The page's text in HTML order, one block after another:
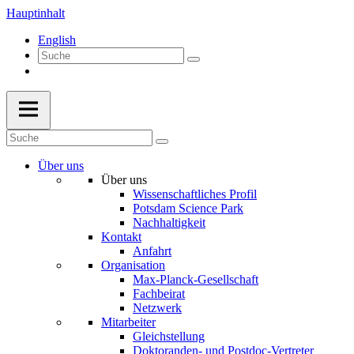
Hauptinhalt
English
Über uns
Über uns
Wissenschaftliches Profil
Potsdam Science Park
Nachhaltigkeit
Kontakt
Anfahrt
Organisation
Max-Planck-Gesellschaft
Fachbeirat
Netzwerk
Mitarbeiter
Gleichstellung
Doktoranden- und Postdoc-Vertreter